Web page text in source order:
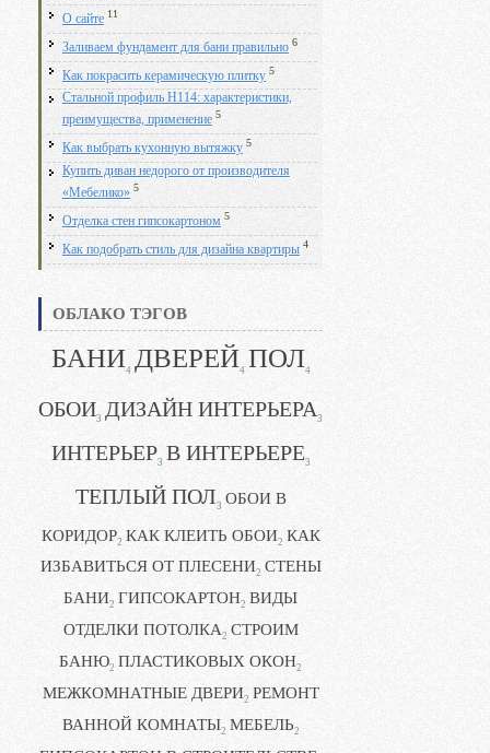
О сайте 11
Заливаем фундамент для бани правильно 6
Как покрасить керамическую плитку 5
Стальной профиль Н114: характеристики,
преимущества, применение 5
Как выбрать кухонную вытяжку 5
Купить диван недорого от производителя
«Мебелико» 5
Отделка стен гипсокартоном 5
Как подобрать стиль для дизайна квартиры 4
ОБЛАКО ТЭГОВ
БАНИ4 ДВЕРЕЙ4 ПОЛ4
ОБОИ3 ДИЗАЙН ИНТЕРЬЕРА3
ИНТЕРЬЕР3 В ИНТЕРЬЕРЕ3
ТЕПЛЫЙ ПОЛ3 ОБОИ В
КОРИДОР2 КАК КЛЕИТЬ ОБОИ2 КАК
ИЗБАВИТЬСЯ ОТ ПЛЕСЕНИ2 СТЕНЫ
БАНИ2 ГИПСОКАРТОН2 ВИДЫ
ОТДЕЛКИ ПОТОЛКА2 СТРОИМ
БАНЮ2 ПЛАСТИКОВЫХ ОКОН2
МЕЖКОМНАТНЫЕ ДВЕРИ2 РЕМОНТ
ВАННОЙ КОМНАТЫ2 МЕБЕЛЬ2